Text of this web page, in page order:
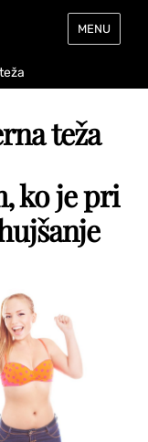
MENU
teža
ko je pri